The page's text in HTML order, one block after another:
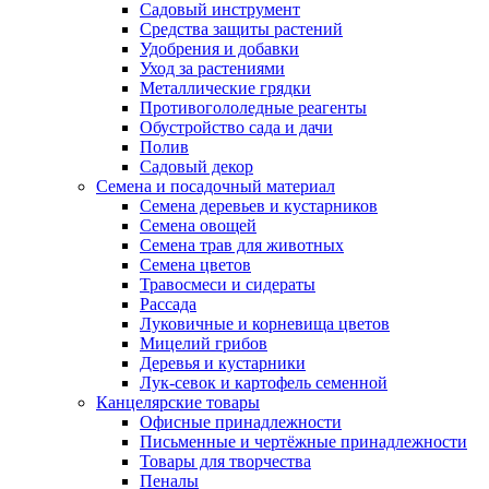
Садовый инструмент
Средства защиты растений
Удобрения и добавки
Уход за растениями
Металлические грядки
Противогололедные реагенты
Обустройство сада и дачи
Полив
Садовый декор
Семена и посадочный материал
Семена деревьев и кустарников
Семена овощей
Семена трав для животных
Семена цветов
Травосмеси и сидераты
Рассада
Луковичные и корневища цветов
Мицелий грибов
Деревья и кустарники
Лук-севок и картофель семенной
Канцелярские товары
Офисные принадлежности
Письменные и чертёжные принадлежности
Товары для творчества
Пеналы